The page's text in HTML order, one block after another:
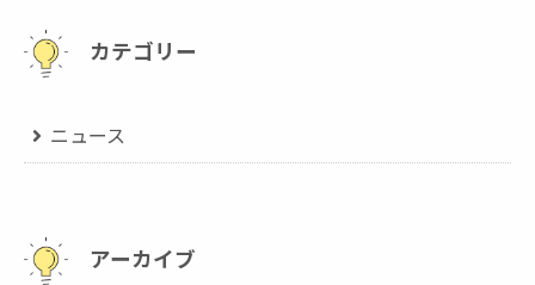
カテゴリー
ニュース
アーカイブ